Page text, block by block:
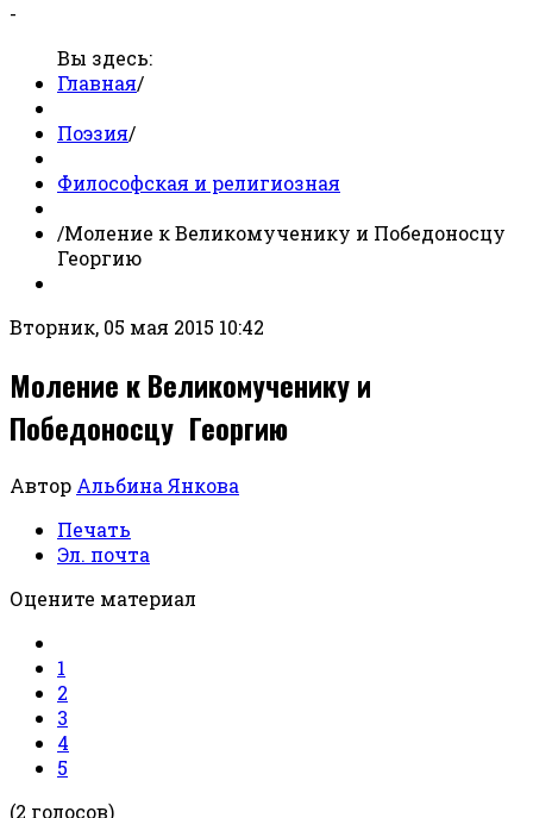
-
Вы здесь:
Главная/
Поэзия/
Философская и религиозная
/Моление к Великомученику и Победоносцу
Георгию
Вторник, 05 мая 2015 10:42
Моление к Великомученику и
Победоносцу Георгию
Автор Альбина Янкова
Печать
Эл. почта
Оцените материал
1
2
3
4
5
(2 голосов)